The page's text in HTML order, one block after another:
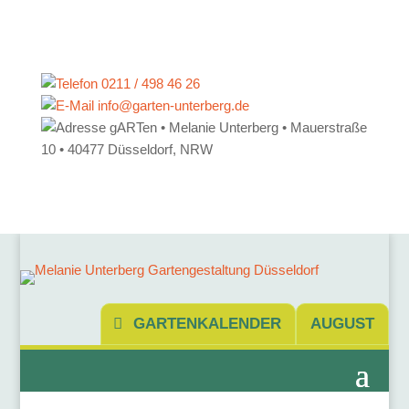
0211 / 498 46 26
info@garten-unterberg.de
gARTen • Melanie Unterberg • Mauerstraße
10 • 40477 Düsseldorf, NRW
AUGUST
GARTENKALENDER